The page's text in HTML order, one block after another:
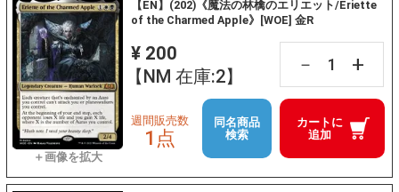
【EN】(202)《魔法の林檎のエリエット/Eriette
of the Charmed Apple》[WOE] 金R
¥ 200
【NM 在庫:2】
－ +
カートに
追加
週間販売数
1点
同名商品
検索